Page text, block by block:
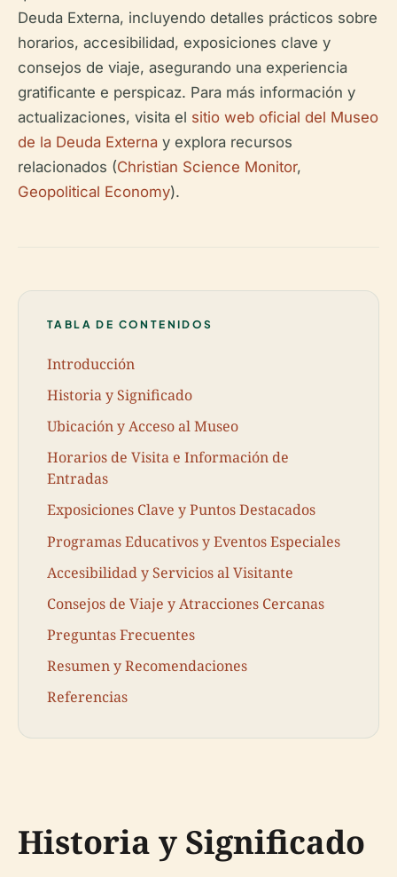
Deuda Externa, incluyendo detalles prácticos sobre
horarios, accesibilidad, exposiciones clave y
consejos de viaje, asegurando una experiencia
gratificante e perspicaz. Para más información y
actualizaciones, visita el sitio web oficial del Museo
de la Deuda Externa y explora recursos
relacionados (Christian Science Monitor,
Geopolitical Economy).
TABLA DE CONTENIDOS
Introducción
Historia y Significado
Ubicación y Acceso al Museo
Horarios de Visita e Información de
Entradas
Exposiciones Clave y Puntos Destacados
Programas Educativos y Eventos Especiales
Accesibilidad y Servicios al Visitante
Consejos de Viaje y Atracciones Cercanas
Preguntas Frecuentes
Resumen y Recomendaciones
Referencias
Historia y Significado